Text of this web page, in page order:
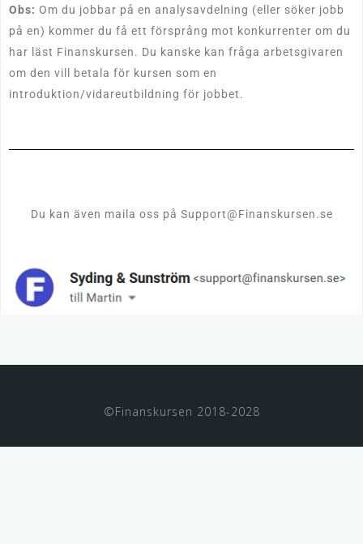
Obs: Om du jobbar på en analysavdelning (eller söker jobb
på en) kommer du få ett försprång mot konkurrenter om du
har läst Finanskursen. Du kanske kan fråga arbetsgivaren
om den vill betala för kursen som en
introduktion/vidareutbildning för jobbet.
Du kan även maila oss på Support@Finanskursen.se
©Finanskursen 2018-2028